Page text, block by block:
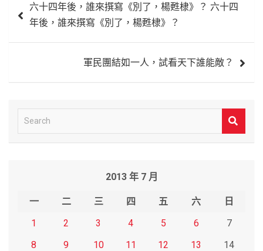
章
六十四年後，誰來撰寫《別了，楊甦棣》？ 六十四
年後，誰來撰寫《別了，楊甦棣》？
軍民團結如一人，試看天下誰能敵？
e
2013 年 7 月
一 二 三 四 五 六
日
1
2 3 4 5 6
7
8
9 10 11 12 13
14